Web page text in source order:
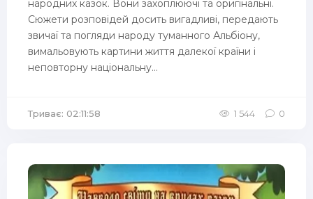
народних казок. Вони захоплюючі та оригінальні.
Сюжети розповідей досить вигадливі, передають
звичаї та погляди народу туманного Альбіону,
вимальовують картини життя далекої країни і
неповторну національну...
Триває: 02:11:58 1 544 0